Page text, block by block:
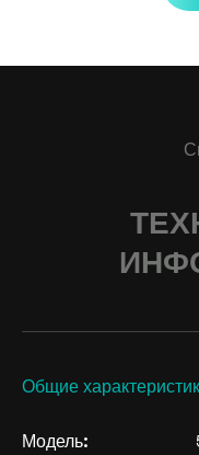
Общие
Модель: